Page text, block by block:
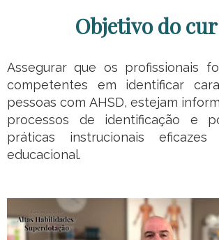
Objetivo do
Assegurar que os profissionais
competentes em identificar
pessoas com AHSD, estejam
processos de identificação e
práticas instrucionais
educacional.